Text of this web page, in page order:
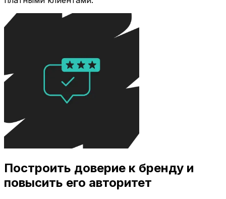
Построить доверие к бренду и
повысить его авторитет